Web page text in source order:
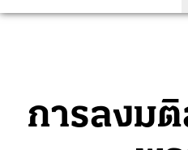
การลงม